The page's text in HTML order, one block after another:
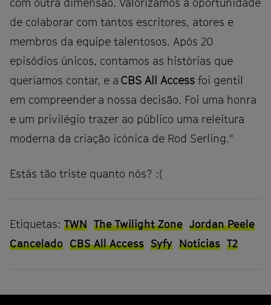
com outra dimensão. Valorizamos a oportunidade
de colaborar com tantos escritores, atores e
membros da equipe talentosos. Após 20
episódios únicos, contamos as histórias que
queríamos contar, e a CBS All Access foi gentil
em compreender a nossa decisão. Foi uma honra
e um privilégio trazer ao público uma releitura
moderna da criação icónica de Rod Serling."
Estás tão triste quanto nós? :(
Etiquetas: TWN The Twilight Zone Jordan Peele
Cancelado CBS All Access Syfy Notícias T2